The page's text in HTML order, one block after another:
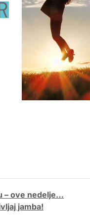
– ove nedelje…
jamba!